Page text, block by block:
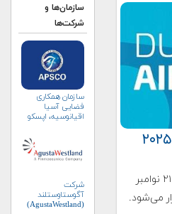
نمایشگاه هوایی دبی ۲۰۲۵
ایرشو دبی ۲۰۲۵ در تاریخ ۱۷ تا ۲۱ نوامبر
سازمان‌ها و
شرکت‌ها
سازمان همکاری
فضایی آسیا
اقیانوسیه، اپسکو
شرکت
آگوستاوستلند
(AgustaWestland)